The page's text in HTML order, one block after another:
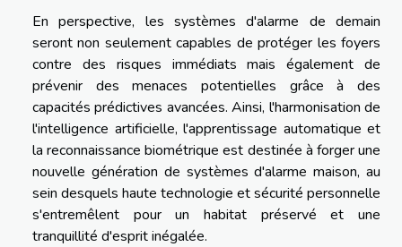
En perspective, les systèmes d'alarme de demain
seront non seulement capables de protéger les foyers
contre des risques immédiats mais également de
prévenir des menaces potentielles grâce à des
capacités prédictives avancées. Ainsi, l'harmonisation de
l'intelligence artificielle, l'apprentissage automatique et
la reconnaissance biométrique est destinée à forger une
nouvelle génération de systèmes d'alarme maison, au
sein desquels haute technologie et sécurité personnelle
s'entremêlent pour un habitat préservé et une
tranquillité d'esprit inégalée.